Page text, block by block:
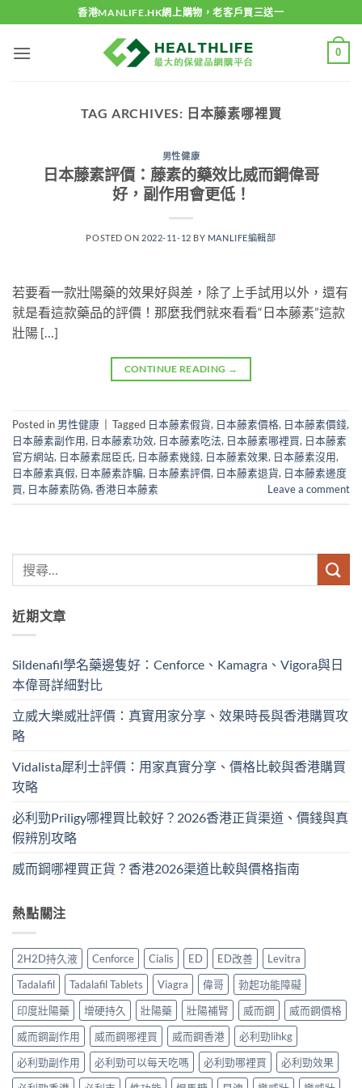
to
content
香港MANLIFE.HK網上購物，老客戶買三送一
0
TAG ARCHIVES: 日本藤素哪裡買
男性健康
日本藤素評價：藤素的藥效比威而鋼偉哥
好，副作用會更低！
POSTED ON 2022-11-12 BY MANLIFE編輯部
若要看一款壯陽藥的效果好與差，除了上手試用以外，還有
就是看這款藥品的評價！那麼我們就來看看“日本藤素”這款
壯陽 […]
CONTINUE READING →
Posted in 男性健康 Tagged 日本藤素假貨, 日本藤素價格, 日本藤素價錢,
日本藤素副作用, 日本藤素功效, 日本藤素吃法, 日本藤素哪裡買, 日本藤素
官方網站, 日本藤素屈臣氏, 日本藤素幾錢, 日本藤素效果, 日本藤素沒用,
日本藤素真假, 日本藤素詐騙, 日本藤素評價, 日本藤素退貨, 日本藤素邊度
買, 日本藤素防偽, 香港日本藤素 Leave a comment
近期文章
Sildenafil學名藥邊隻好：Cenforce、Kamagra、Vigora與日
本偉哥詳細對比
立威大樂威壯評價：真實用家分享、效果時長與香港購買攻
略
Vidalista犀利士評價：用家真實分享、價格比較與香港購買
攻略
必利勁Priligy哪裡買比較好？2026香港正貨渠道、價錢與真
假辨別攻略
威而鋼哪裡買正貨？香港2026渠道比較與價格指南
熱點關注
2H2D持久液 Cenforce Cialis ED ED改善
Levitra
Tadalafil
Tadalafil Tablets Viagra 偉哥
勃起功能障礙
印度壯陽藥
增硬持久 壯陽藥 壯陽補腎 威而鋼
威而鋼價格
威而鋼副作用
威而鋼哪裡買 威而鋼香港
必利勁lihkg
必利勁副作用
必利勁可以每天吃嗎 必利勁哪裡買
必利勁效果